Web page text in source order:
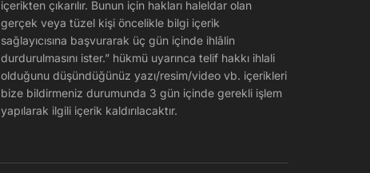
içerikten çıkarılır. Bunun için hakları haleldar olan
gerçek veya tüzel kişi öncelikle bilgi içerik
sağlayıcısına başvurarak üç gün içinde ihlâlin
durdurulmasını ister.” hükmü uyarınca telif hakkı ihlali
olduğunu düşündüğünüz yazı/resim/video vb. içerikleri
bize bildirmeniz durumunda 3 gün içinde gerekli işlem
yapılarak ilgili içerik kaldırılacaktır.